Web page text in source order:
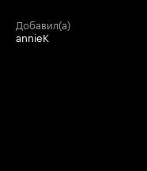
добавил(а)
annieK